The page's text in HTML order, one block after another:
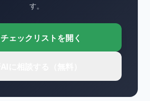
す。
チェックリストを開く